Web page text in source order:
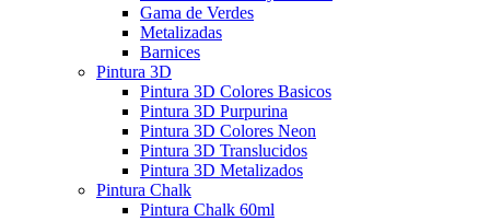
Gama de Verdes
Metalizadas
Barnices
Pintura 3D
Pintura 3D Colores Basicos
Pintura 3D Purpurina
Pintura 3D Colores Neon
Pintura 3D Translucidos
Pintura 3D Metalizados
Pintura Chalk
Pintura Chalk 60ml